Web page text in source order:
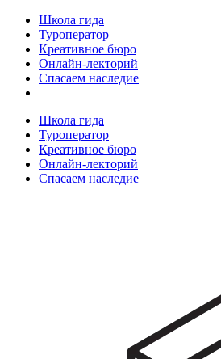
Школа гида
Туроператор
Креативное бюро
Онлайн-лекторий
Спасаем наследие
Школа гида
Туроператор
Креативное бюро
Онлайн-лекторий
Спасаем наследие